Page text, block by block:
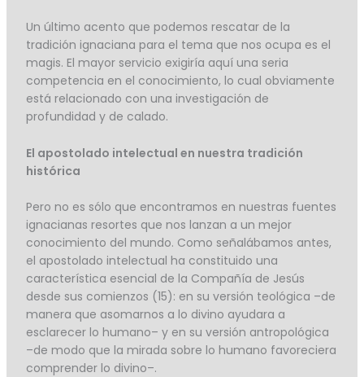
Un último acento que podemos rescatar de la
tradición ignaciana para el tema que nos ocupa es el
magis. El mayor servicio exigiría aquí una seria
competencia en el conocimiento, lo cual obviamente
está relacionado con una investigación de
profundidad y de calado.
El apostolado intelectual en nuestra tradición
histórica
Pero no es sólo que encontramos en nuestras fuentes
ignacianas resortes que nos lanzan a un mejor
conocimiento del mundo. Como señalábamos antes,
el apostolado intelectual ha constituido una
característica esencial de la Compañía de Jesús
desde sus comienzos (15): en su versión teológica –de
manera que asomarnos a lo divino ayudara a
esclarecer lo humano– y en su versión antropológica
–de modo que la mirada sobre lo humano favoreciera
comprender lo divino–.